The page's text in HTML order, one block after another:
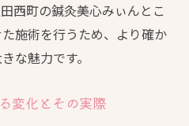
西町の鍼灸美心みぃんとこ
施術を行うため、より確か
な魅力です。
変化とその実際